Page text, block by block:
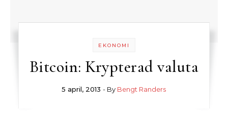
EKONOMI
Bitcoin: Krypterad valuta
5 april, 2013 - By Bengt Randers